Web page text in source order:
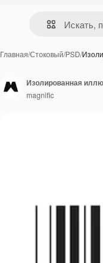
Главная/Стоковый/PSD/
Изолированная
magnific